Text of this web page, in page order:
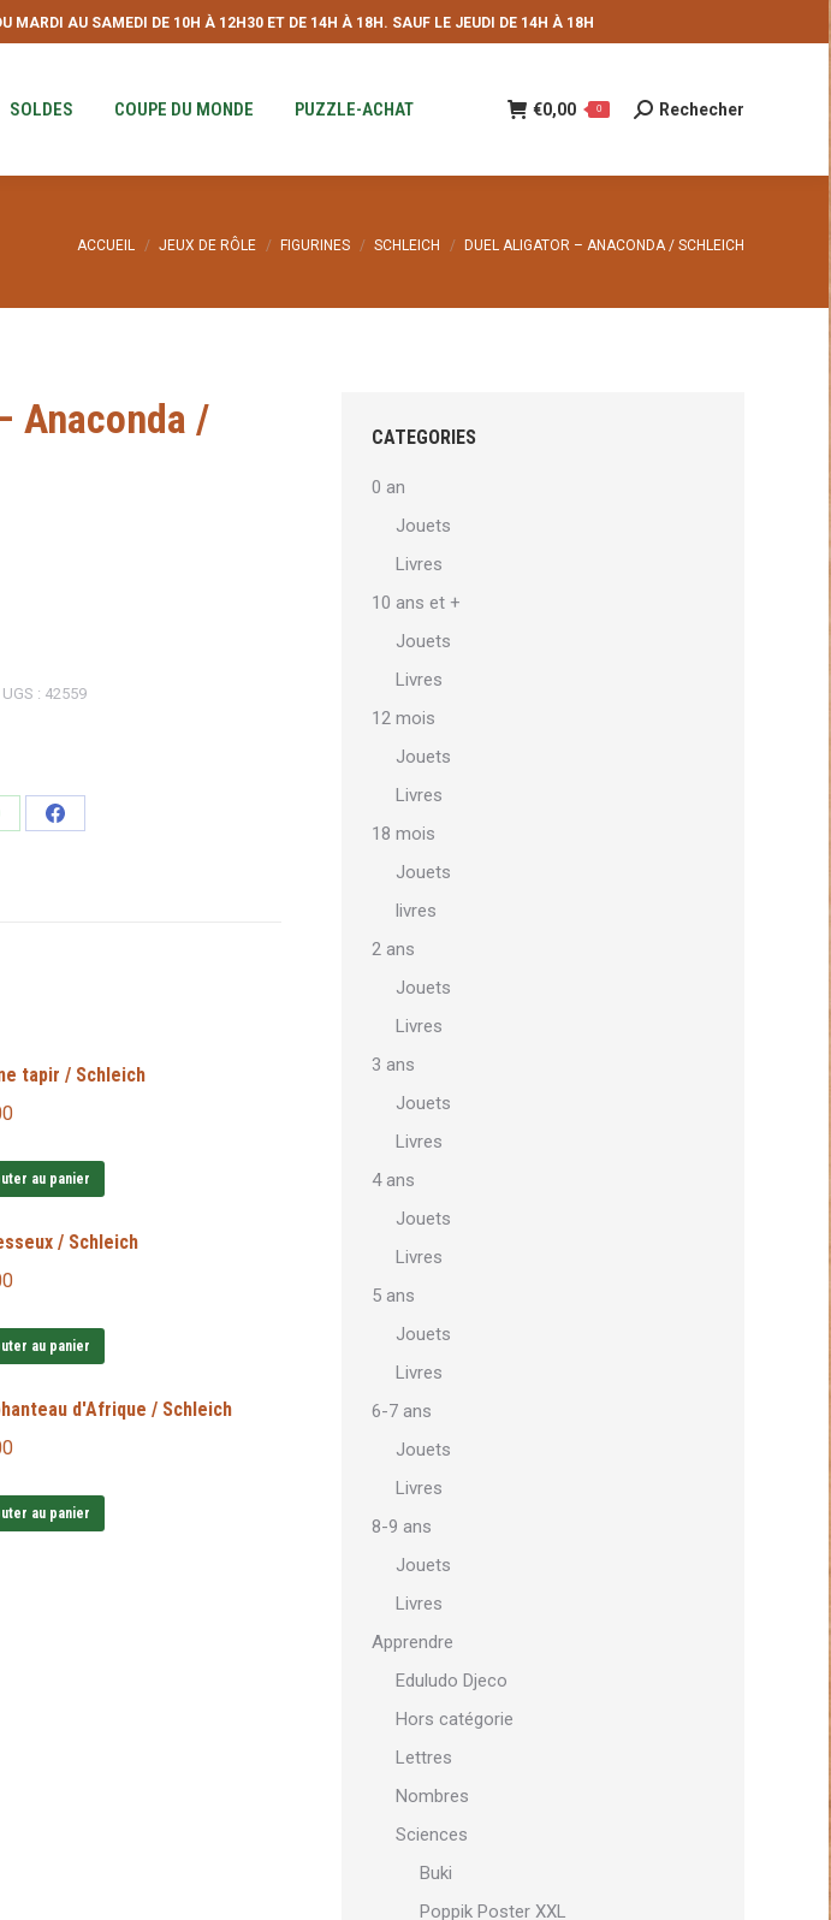
MARDI AU SAMEDI DE 10H À 12H30 ET DE 14H À 18H. SAUF LE JEUDI DE 14H À 18H
SOLDES COUPE DU MONDE PUZZLE-ACHAT €0,00 0
Recherche
Rechecher
Vous êtes ici :
ACCUEIL JEUX DE RÔLE FIGURINES SCHLEICH DUEL ALIGATOR – ANACONDA / SCHLEICH
Anaconda /
UGS : 42559
Partager
tapir / Schleich
au panier
/ Schleich
au panier
d'Afrique / Schleich
au panier
CATEGORIES
0 an
Jouets
Livres
10 ans et +
Jouets
Livres
12 mois
Jouets
Livres
18 mois
Jouets
livres
2 ans
Jouets
Livres
3 ans
Jouets
Livres
4 ans
Jouets
Livres
5 ans
Jouets
Livres
6-7 ans
Jouets
Livres
8-9 ans
Jouets
Livres
Apprendre
Eduludo Djeco
Hors catégorie
Lettres
Nombres
Sciences
Buki
Poppik Poster XXL
SOLDES COUPE DU MONDE
: